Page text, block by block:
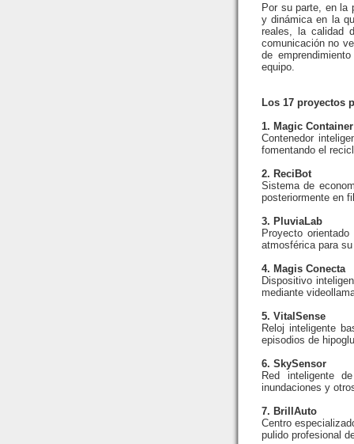
Por su parte, en la
y dinámica en la
reales, la calidad
comunicación no
de
equipo.
Los 17 proyectos
1. Magic Container
Contenedor
fomentando el
2. ReciBot
Sistema de
posteriormente en
3. PluviaLab
Proyecto
atmosférica para
4. Magis Conecta
Dispositivo
mediante
5. VitalSense
Reloj inteligente
episodios de
6. SkySensor
Red inteligente
inundaciones y
7. BrillAuto
Centro
pulido profesional